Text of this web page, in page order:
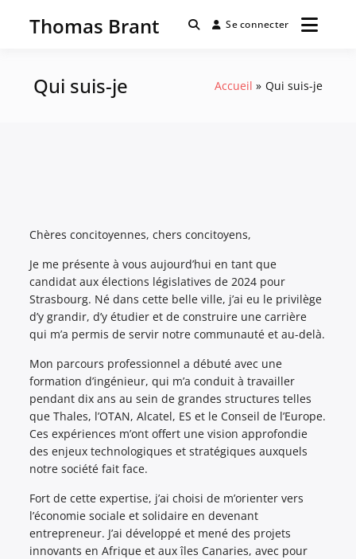
Thomas Brant Se connecter
Qui suis-je Accueil Qui suis-je
Chères concitoyennes, chers concitoyens,
Je me présente à vous aujourd’hui en tant que
candidat aux élections législatives de 2024 pour
Strasbourg. Né dans cette belle ville, j’ai eu le privilège
d’y grandir, d’y étudier et de construire une carrière
qui m’a permis de servir notre communauté et au-delà.
Mon parcours professionnel a débuté avec une
formation d’ingénieur, qui m’a conduit à travailler
pendant dix ans au sein de grandes structures telles
que Thales, l’OTAN, Alcatel, ES et le Conseil de l’Europe.
Ces expériences m’ont offert une vision approfondie
des enjeux technologiques et stratégiques auxquels
notre société fait face.
Fort de cette expertise, j’ai choisi de m’orienter vers
l’économie sociale et solidaire en devenant
entrepreneur. J’ai développé et mené des projets
innovants en Afrique et aux îles Canaries, avec pour